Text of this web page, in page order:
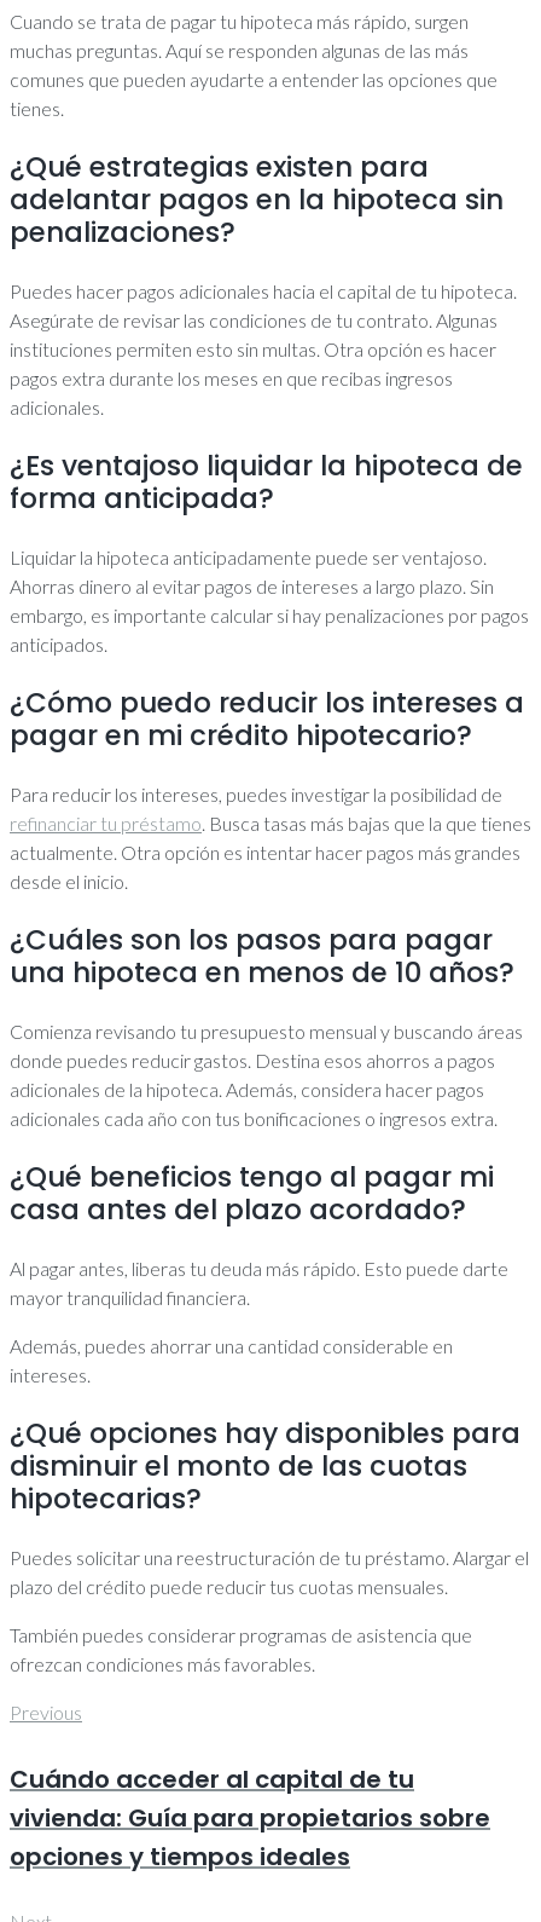
Cuando se trata de pagar tu hipoteca más rápido, surgen
muchas preguntas. Aquí se responden algunas de las más
comunes que pueden ayudarte a entender las opciones que
tienes.
¿Qué estrategias existen para
adelantar pagos en la hipoteca sin
penalizaciones?
Puedes hacer pagos adicionales hacia el capital de tu hipoteca.
Asegúrate de revisar las condiciones de tu contrato. Algunas
instituciones permiten esto sin multas. Otra opción es hacer
pagos extra durante los meses en que recibas ingresos
adicionales.
¿Es ventajoso liquidar la hipoteca de
forma anticipada?
Liquidar la hipoteca anticipadamente puede ser ventajoso.
Ahorras dinero al evitar pagos de intereses a largo plazo. Sin
embargo, es importante calcular si hay penalizaciones por pagos
anticipados.
¿Cómo puedo reducir los intereses a
pagar en mi crédito hipotecario?
Para reducir los intereses, puedes investigar la posibilidad de
refinanciar tu préstamo. Busca tasas más bajas que la que tienes
actualmente. Otra opción es intentar hacer pagos más grandes
desde el inicio.
¿Cuáles son los pasos para pagar
una hipoteca en menos de 10 años?
Comienza revisando tu presupuesto mensual y buscando áreas
donde puedes reducir gastos. Destina esos ahorros a pagos
adicionales de la hipoteca. Además, considera hacer pagos
adicionales cada año con tus bonificaciones o ingresos extra.
¿Qué beneficios tengo al pagar mi
casa antes del plazo acordado?
Al pagar antes, liberas tu deuda más rápido. Esto puede darte
mayor tranquilidad financiera.
Además, puedes ahorrar una cantidad considerable en
intereses.
¿Qué opciones hay disponibles para
disminuir el monto de las cuotas
hipotecarias?
Puedes solicitar una reestructuración de tu préstamo. Alargar el
plazo del crédito puede reducir tus cuotas mensuales.
También puedes considerar programas de asistencia que
ofrezcan condiciones más favorables.
Post
Previous
Previous
Cuándo acceder al capital de tu
vivienda: Guía para propietarios sobre
opciones y tiempos ideales